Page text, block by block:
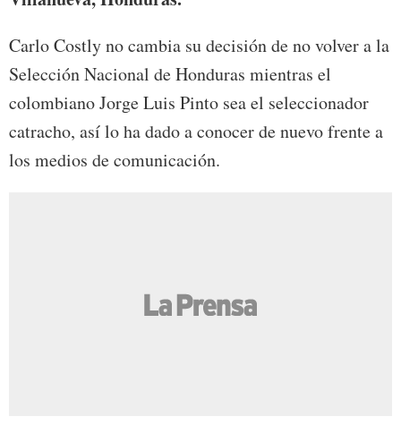
Carlo Costly no cambia su decisión de no volver a la
Selección Nacional de Honduras mientras el
colombiano Jorge Luis Pinto sea el seleccionador
catracho, así lo ha dado a conocer de nuevo frente a
los medios de comunicación.